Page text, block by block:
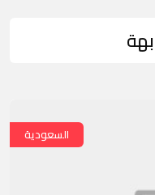
السعودية